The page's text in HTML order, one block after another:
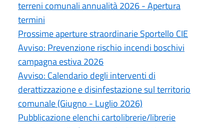
terreni comunali annualità 2026 - Apertura
termini
Prossime aperture straordinarie Sportello CIE
Avviso: Prevenzione rischio incendi boschivi
campagna estiva 2026
Avviso: Calendario degli interventi di
derattizzazione e disinfestazione sul territorio
comunale (Giugno - Luglio 2026)
Pubblicazione elenchi cartolibrerie/librerie